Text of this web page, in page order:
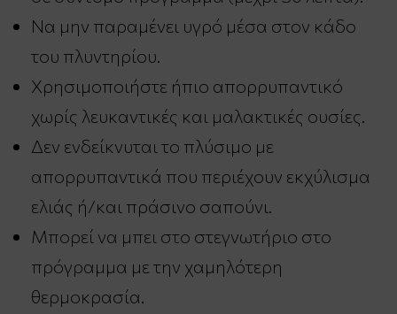
Να μην παραμένει υγρό μέσα στον κάδο
του πλυντηρίου.
Χρησιμοποιήστε ήπιο απορρυπαντικό
χωρίς λευκαντικές και μαλακτικές ουσίες.
Δεν ενδείκνυται το πλύσιμο με
απορρυπαντικά που περιέχουν εκχύλισμα
ελιάς ή/και πράσινο σαπούνι.
Μπορεί να μπει στο στεγνωτήριο στο
πρόγραμμα με την χαμηλότερη
θερμοκρασία.